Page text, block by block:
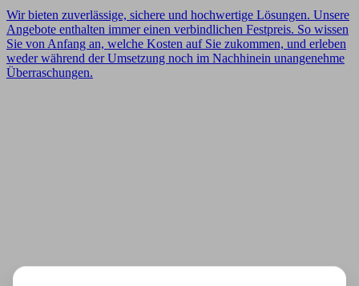
Wir bieten zuverlässige, sichere und hochwertige Lösungen. Unsere
Angebote enthalten immer einen verbindlichen Festpreis. So wissen
Sie von Anfang an, welche Kosten auf Sie zukommen, und erleben
weder während der Umsetzung noch im Nachhinein unangenehme
Überraschungen.